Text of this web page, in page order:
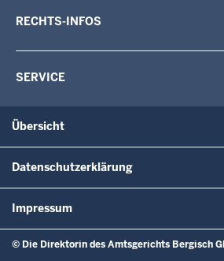
RECHTS-INFOS
SERVICE
Übersicht
Datenschutzerklärung
Impressum
© Die Direktorin des Amtsgerichts Bergisch